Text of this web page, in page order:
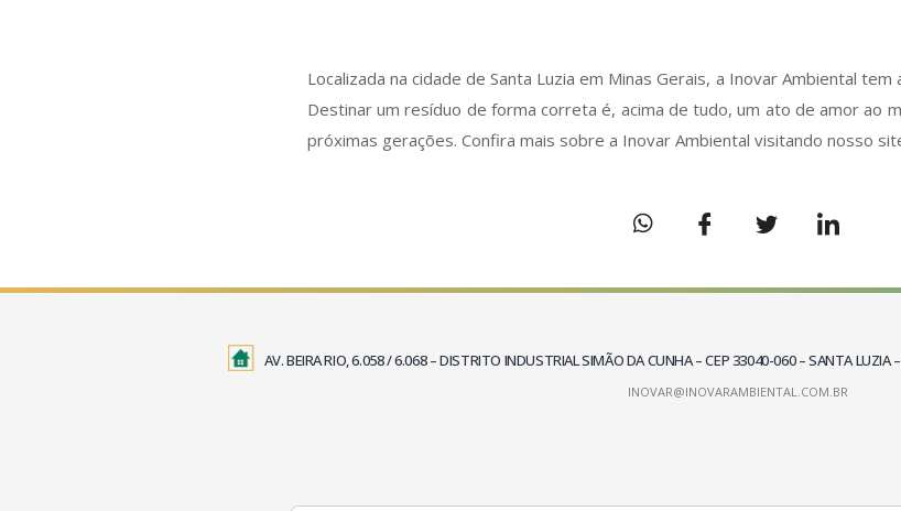
Localizada na cidade de Santa Luzia em Minas Gerais, a Inovar Ambiental
Destinar um resíduo de forma correta é, acima de tudo, um ato de amor ao
próximas gerações. Confira mais sobre a Inovar Ambiental visitando nosso
AV. BEIRA RIO, 6.058 / 6.068 – DISTRITO INDUSTRIAL SIMÃO DA CUNHA – CEP 33040-060 – SANTA LUZIA
INOVAR@INOVARAMBIENTAL.COM.BR